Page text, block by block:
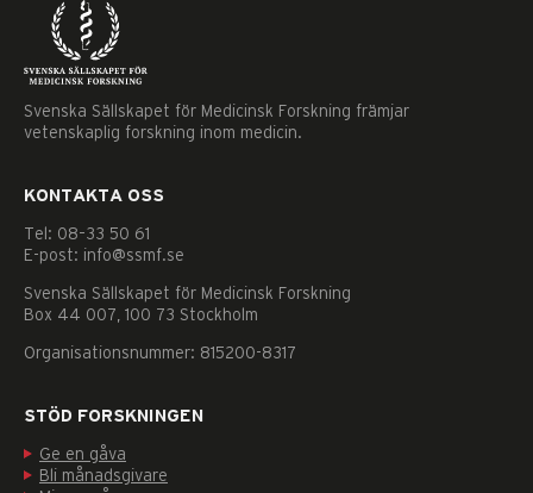
Svenska Sällskapet för Medicinsk Forskning främjar
vetenskaplig forskning inom medicin.
KONTAKTA OSS
Tel: 08–33 50 61
E-post: info@ssmf.se
Svenska Sällskapet för Medicinsk Forskning
Box 44 007, 100 73 Stockholm
Organisationsnummer: 815200-8317
STÖD FORSKNINGEN
Ge en gåva
Bli månadsgivare
Nödvändiga